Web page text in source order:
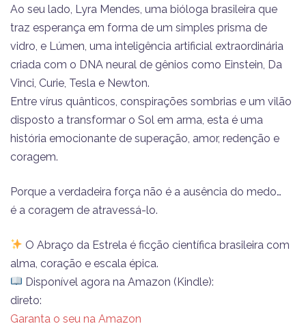
Ao seu lado, Lyra Mendes, uma bióloga brasileira que
traz esperança em forma de um simples prisma de
vidro, e Lúmen, uma inteligência artificial extraordinária
criada com o DNA neural de gênios como Einstein, Da
Vinci, Curie, Tesla e Newton.
Entre vírus quânticos, conspirações sombrias e um vilão
disposto a transformar o Sol em arma, esta é uma
história emocionante de superação, amor, redenção e
coragem.
Porque a verdadeira força não é a ausência do medo…
é a coragem de atravessá-lo.
O Abraço da Estrela é ficção científica brasileira com
alma, coração e escala épica.
Disponível agora na Amazon (Kindle):
direto:
Garanta o seu na Amazon